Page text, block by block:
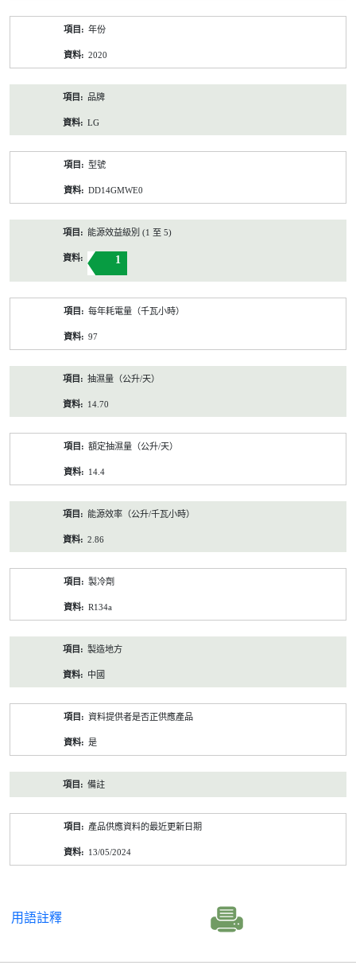
年份
2020
品牌
LG
型號
DD14GMWE0
能源效益級別 (1 至 5)
1
每年耗電量（千瓦小時）
97
抽濕量（公升/天）
14.70
額定抽濕量（公升/天）
14.4
能源效率（公升/千瓦小時）
2.86
製冷劑
R134a
製造地方
中國
資料提供者是否正供應產品
是
備註
產品供應資料的最近更新日期
13/05/2024
用語註釋